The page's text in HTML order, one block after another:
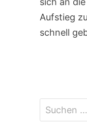
Aufstieg
schnell